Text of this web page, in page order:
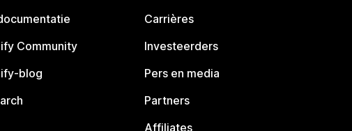
Community
blog
Carrières
Investeerders
Pers en media
Partners
Affiliates